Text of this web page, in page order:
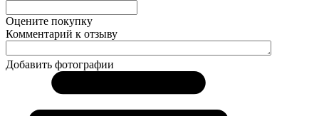
Оцените покупку
Комментарий к отзыву
Добавить фотографии